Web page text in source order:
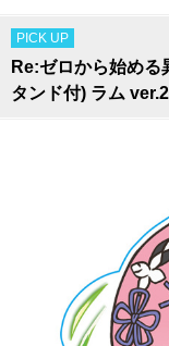
PICK UP
Re:ゼロから始める
タンド付) ラム ver.2